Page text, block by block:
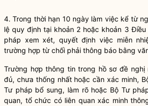
4. Trong thời hạn 10 ngày làm việc kể từ
lệ quy định tại khoản 2 hoặc khoản 3 Điều
pháp xem xét, quyết định việc miễn
trường hợp từ chối phải thông báo bằng
Trường hợp thông tin trong hồ sơ đề nghị
đủ, chưa thống nhất hoặc cần xác minh,
Tư pháp bổ sung, làm rõ hoặc Bộ Tư
quan, tổ chức có liên quan xác minh